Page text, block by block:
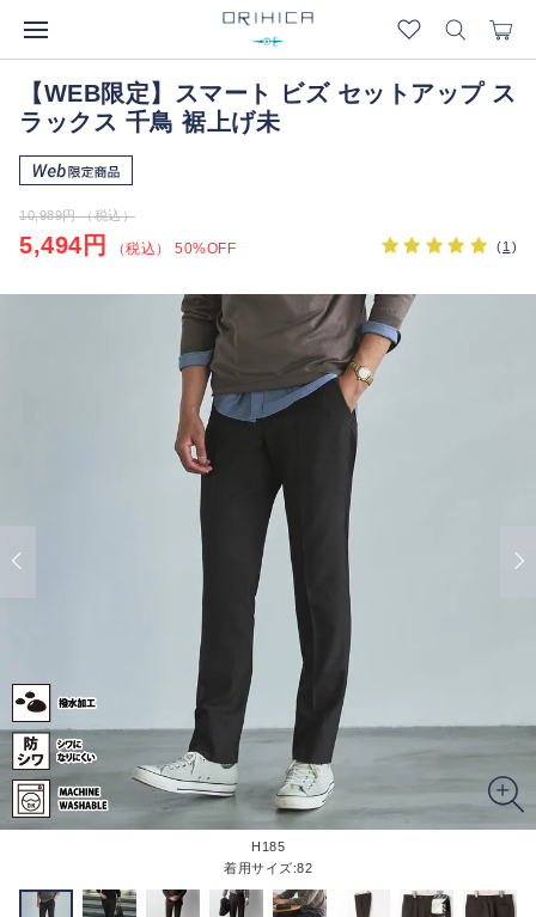
【WEB限定】スマート ビズ セットアップ ス
ラックス 千鳥 裾上げ未
10,989円 （税込）
5,494円 （税込） 50%OFF (1 )
H185
着用サイズ:82